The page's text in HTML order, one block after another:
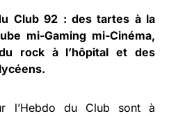
Club 92 : des tartes à la
mi-Gaming mi-Cinéma,
rock à l’hôpital et des
l’Hebdo du Club sont à